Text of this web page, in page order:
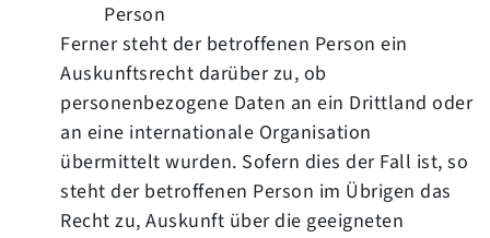
Person
Ferner steht der betroffenen Person ein
Auskunftsrecht darüber zu, ob
personenbezogene Daten an ein Drittland oder
an eine internationale Organisation
übermittelt wurden. Sofern dies der Fall ist, so
steht der betroffenen Person im Übrigen das
Recht zu, Auskunft über die geeigneten